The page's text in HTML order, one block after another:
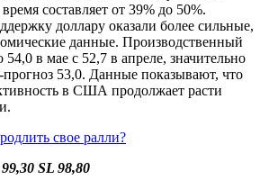
составляет от 39% до 50%.
доллару оказали более сильные,
данные. Производственный
в мае с 52,7 в апреле, значительно
53,0. Данные показывают, что
в США продолжает расти
SL 98,80